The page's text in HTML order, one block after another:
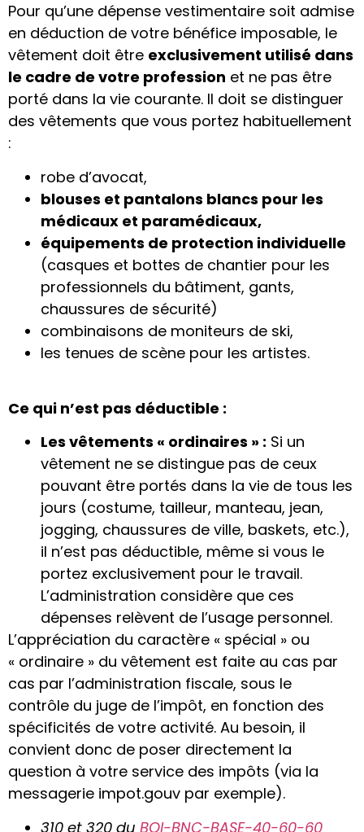
Pour qu’une dépense vestimentaire soit admise
en déduction de votre bénéfice imposable, le
vêtement doit être exclusivement utilisé dans
le cadre de votre profession et ne pas être
porté dans la vie courante. Il doit se distinguer
des vêtements que vous portez habituellement
:
robe d’avocat,
blouses et pantalons blancs pour les
médicaux et paramédicaux,
équipements de protection individuelle
(casques et bottes de chantier pour les
professionnels du bâtiment, gants,
chaussures de sécurité)
combinaisons de moniteurs de ski,
les tenues de scène pour les artistes.
Ce qui n’est pas déductible :
Les vêtements « ordinaires » : Si un
vêtement ne se distingue pas de ceux
pouvant être portés dans la vie de tous les
jours (costume, tailleur, manteau, jean,
jogging, chaussures de ville, baskets, etc.),
il n’est pas déductible, même si vous le
portez exclusivement pour le travail.
L’administration considère que ces
dépenses relèvent de l’usage personnel.
L’appréciation du caractère « spécial » ou
« ordinaire » du vêtement est faite au cas par
cas par l’administration fiscale, sous le
contrôle du juge de l’impôt, en fonction des
spécificités de votre activité. Au besoin, il
convient donc de poser directement la
question à votre service des impôts (via la
messagerie impot.gouv par exemple).
310 et 320 du BOI-BNC-BASE-40-60-60